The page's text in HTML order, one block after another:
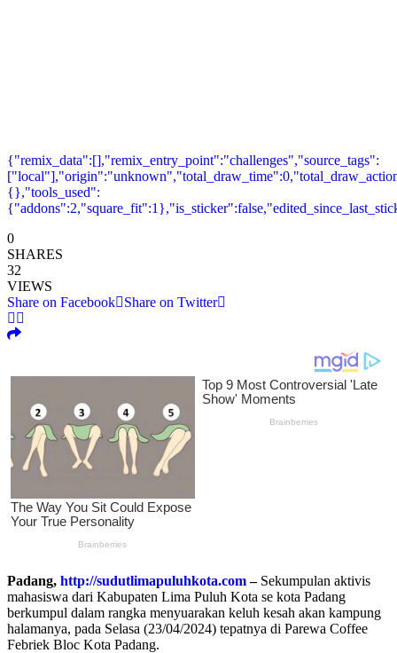
{"remix_data":[],"remix_entry_point":"challenges","source_tags":
{},"tools_used":
0
SHARES
32
VIEWS
Share on Facebook
Share on Twitter
Padang, http://sudutlimapuluhkota.com–Sekumpulan aktivis
mahasiswa dari Kabupaten Lima Puluh Kota se kota Padang
berkumpul dalam rangka menyuarakan keluh kesah akan kampung
halamanya, pada Selasa (23/04/2024) tepatnya di Parewa Coffee
Febriek Bloc Kota Padang.